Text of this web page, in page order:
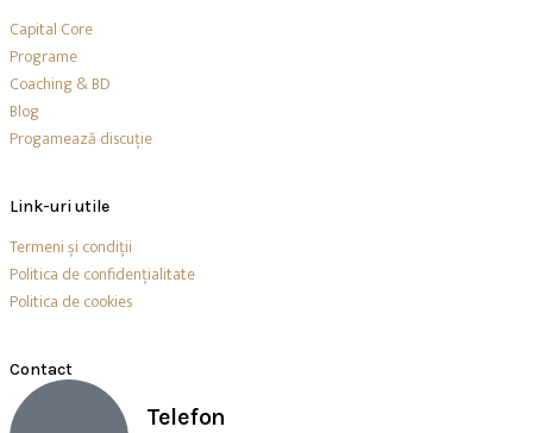
Capital Core
Programe
Coaching & BD
Blog
Progamează discuție
Link-uri utile
Termeni și condiții
Politica de confidențialitate
Politica de cookies
Contact
Telefon